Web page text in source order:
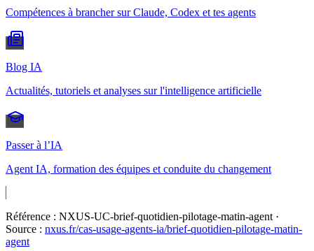
Compétences à brancher sur Claude, Codex et tes agents
Blog IA
Actualités, tutoriels et analyses sur l'intelligence artificielle
Passer à l’IA
Agent IA, formation des équipes et conduite du changement
Référence : NXUS-UC-brief-quotidien-pilotage-matin-agent ·
Source : nxus.fr/cas-usage-agents-ia/brief-quotidien-pilotage-matin-
agent